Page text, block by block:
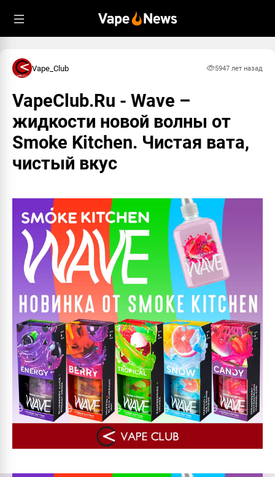
Vape_Club 5947 лет назад
VapeClub.Ru - Wave –
жидкости новой волны от
Smoke Kitchen. Чистая вата,
чистый вкус